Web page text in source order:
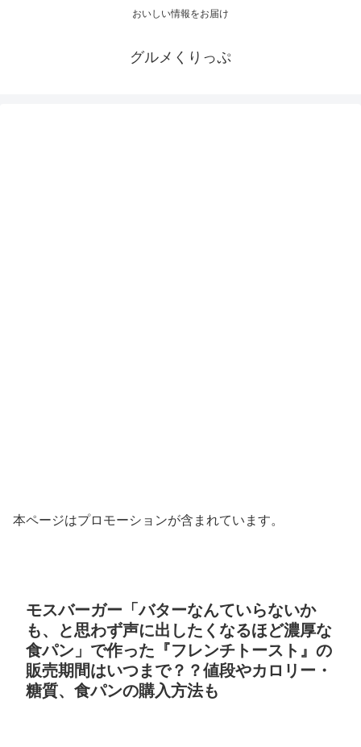
おいしい情報をお届け
グルメくりっぷ
本ページはプロモーションが含まれています。
モスバーガー「バターなんていらないか
も、と思わず声に出したくなるほど濃厚な
食パン」で作った『フレンチトースト』の
販売期間はいつまで？？値段やカロリー・
糖質、食パンの購入方法も